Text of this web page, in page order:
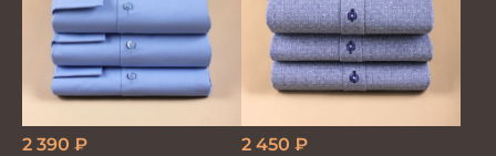
2 390 ₽ 2 450 ₽